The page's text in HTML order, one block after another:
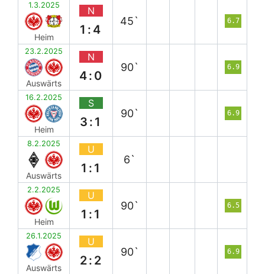
1.3.2025
Heim
N
1:4
45` 6.7
23.2.2025
Auswärts
N
4:0
90` 6.9
16.2.2025
Heim
S
3:1
90` 6.9
8.2.2025
Auswärts
U
1:1
6`
2.2.2025
Heim
U
1:1
90` 6.5
26.1.2025
Auswärts
U
2:2
90` 6.9